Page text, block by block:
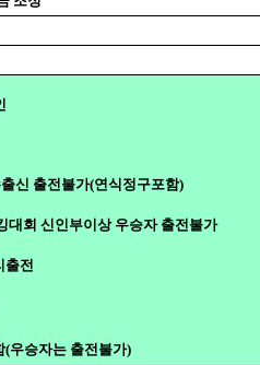
신 출전불가(연식정구포함)
대회 신인부이상 우승자 출전불가
출전
우승자는 출전불가)